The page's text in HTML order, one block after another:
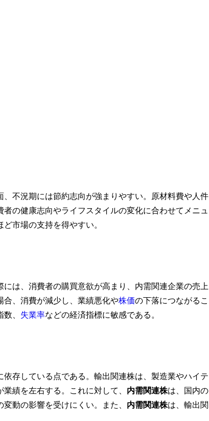
不況期には節約志向が強まりやすい。原材料費や人件
の健康志向やライフスタイルの変化に合わせてメニュ
市場の支持を得やすい。
は、消費者の購買意欲が高まり、内需関連企業の売上
合、消費が減少し、業績悪化や株価の下落につながるこ
、 失業率などの経済指標に敏感である。
存している点である。輸出関連株は、製造業やハイテ
績を左右する。これに対して、 内需関連株は、国内の
動の影響を受けにくい。また、 内需関連株は、輸出関